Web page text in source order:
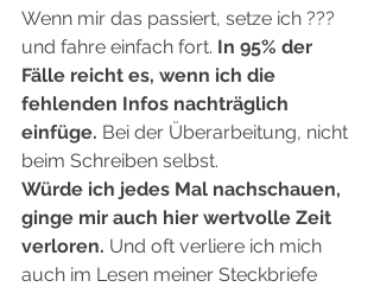
Wenn mir das passiert, setze ich ???
und fahre einfach fort. In 95% der
Fälle reicht es, wenn ich die
fehlenden Infos nachträglich
einfüge. Bei der Überarbeitung, nicht
beim Schreiben selbst.
Würde ich jedes Mal nachschauen,
ginge mir auch hier wertvolle Zeit
verloren. Und oft verliere ich mich
auch im Lesen meiner Steckbriefe